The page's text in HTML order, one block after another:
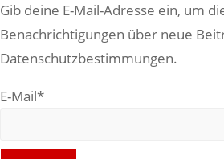
Gib deine E-Mail-Adresse ein, um
Benachrichtigungen über neue
Datenschutzbestimmungen.
E-Mail*